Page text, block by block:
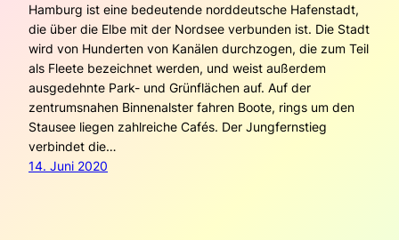
Hamburg ist eine bedeutende norddeutsche Hafenstadt,
die über die Elbe mit der Nordsee verbunden ist. Die Stadt
wird von Hunderten von Kanälen durchzogen, die zum Teil
als Fleete bezeichnet werden, und weist außerdem
ausgedehnte Park- und Grünflächen auf. Auf der
zentrumsnahen Binnenalster fahren Boote, rings um den
Stausee liegen zahlreiche Cafés. Der Jungfernstieg
verbindet die…
14. Juni 2020